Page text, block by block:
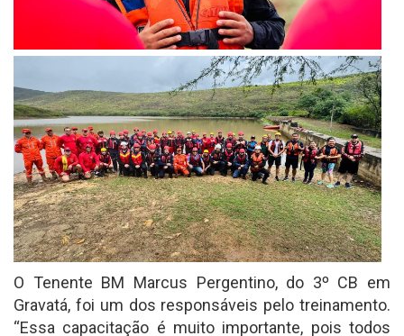
O Tenente BM Marcus Pergentino, do 3º CB em
Gravatá, foi um dos responsáveis pelo treinamento.
“Essa capacitação é muito importante, pois todos